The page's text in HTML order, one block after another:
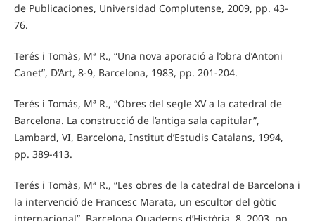
de Publicaciones, Universidad Complutense, 2009, pp. 43-
76.
Terés i Tomàs, Mª R., “Una nova aporació a l’obra d’Antoni
Canet”, D’Art, 8-9, Barcelona, 1983, pp. 201-204.
Terés i Tomás, Mª R., “Obres del segle XV a la catedral de
Barcelona. La construcció de l’antiga sala capitular”,
Lambard, VI, Barcelona, Institut d’Estudis Catalans, 1994,
pp. 389-413.
Terés i Tomàs, Mª R., “Les obres de la catedral de Barcelona i
la intervenció de Francesc Marata, un escultor del gòtic
internacional”, Barcelona Quaderns d’Història, 8, 2003, pp.